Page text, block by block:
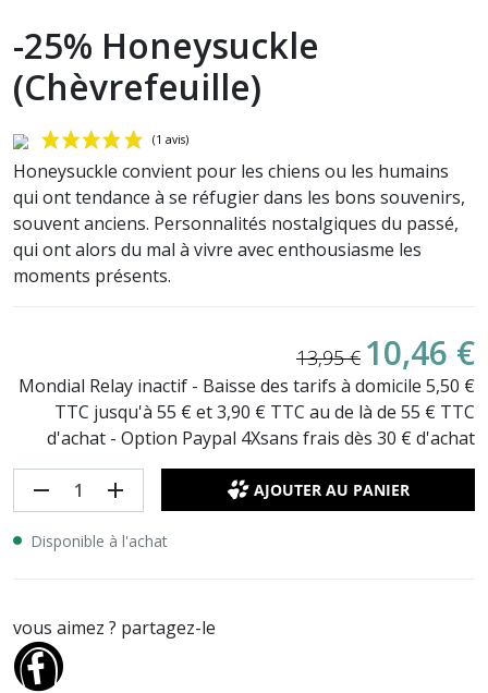
-25% Honeysuckle
(Chèvrefeuille)
Honeysuckle convient pour les chiens ou les humains
qui ont tendance à se réfugier dans les bons souvenirs,
souvent anciens. Personnalités nostalgiques du passé,
qui ont alors du mal à vivre avec enthousiasme les
moments présents.
13,95 € 10,46 €
Mondial Relay inactif - Baisse des tarifs à domicile 5,50 €
TTC jusqu'à 55 € et 3,90 € TTC au de là de 55 € TTC
d'achat - Option Paypal 4Xsans frais dès 30 € d'achat
remove add AJOUTER AU PANIER
Disponible à l'achat
vous aimez ? partagez-le